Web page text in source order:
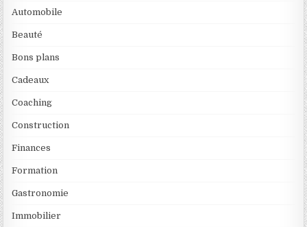
Automobile
Beauté
Bons plans
Cadeaux
Coaching
Construction
Finances
Formation
Gastronomie
Immobilier